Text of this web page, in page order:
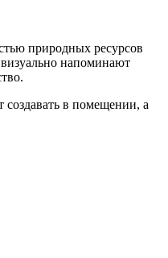
природных ресурсов
визуально напоминают
создавать в помещении, а